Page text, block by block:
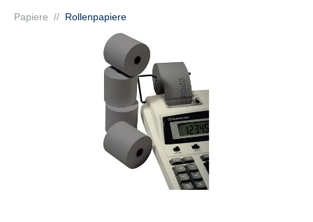
Papiere // Rollenpapiere